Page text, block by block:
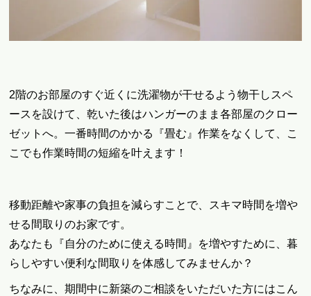
2階のお部屋のすぐ近くに洗濯物が干せるよう物干しスペ
ースを設けて、乾いた後はハンガーのまま各部屋のクロー
ゼットへ。一番時間のかかる『畳む』作業をなくして、こ
こでも作業時間の短縮を叶えます！
移動距離や家事の負担を減らすことで、スキマ時間を増や
せる間取りのお家です。
あなたも『自分のために使える時間』を増やすために、暮
らしやすい便利な間取りを体感してみませんか？
ちなみに、期間中に新築のご相談をいただいた方にはこん